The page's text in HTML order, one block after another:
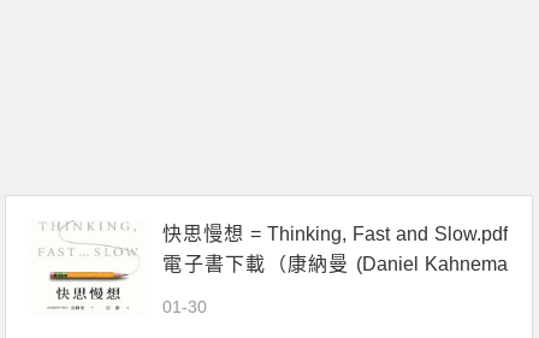
快思慢想 = Thinking, Fast and Slow.pdf
電子書下載（康納曼 (Daniel Kahnema
01-30